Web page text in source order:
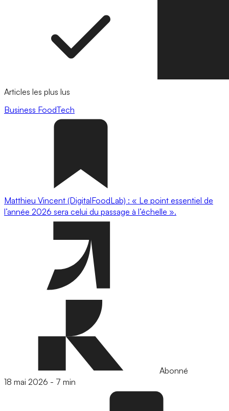
Articles les plus lus
Business FoodTech
Matthieu Vincent (DigitalFoodLab) : « Le point essentiel de
l’année 2026 sera celui du passage à l’échelle ».
Abonné
18 mai 2026 - 7 min